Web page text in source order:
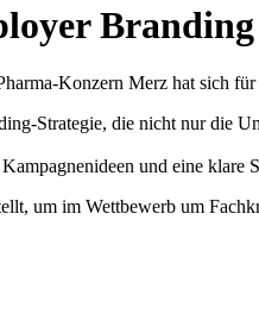
Branding
Konzern Merz hat sich
Strategie, die nicht nur die
und eine klare
um im Wettbewerb um